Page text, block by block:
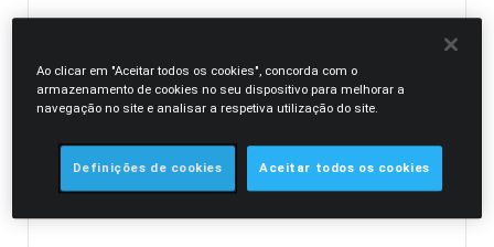
Ao clicar em "Aceitar todos os cookies", concorda com o
armazenamento de cookies no seu dispositivo para melhorar a
navegação no site e analisar a respetiva utilização do site.
Definições de cookies Aceitar todos os cookies